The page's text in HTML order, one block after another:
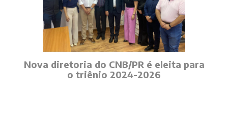
Nova diretoria do CNB/PR é eleita para
o triênio 2024-2026